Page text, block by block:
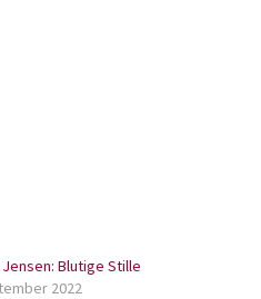
Blutige Stille
2022